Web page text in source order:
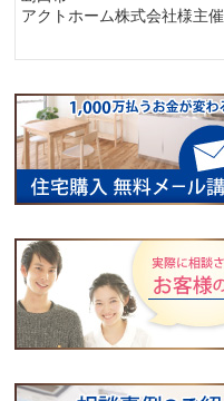
アクトホーム株式会社様主催